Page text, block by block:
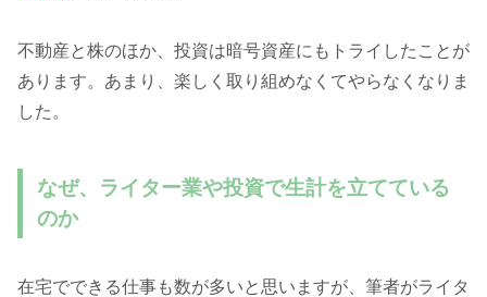
不動産と株のほか、投資は暗号資産にもトライしたことが
あります。あまり、楽しく取り組めなくてやらなくなりま
した 。
なぜ、ライター業や投資で生計を立てている
のか
在宅でできる仕事も数が多いと思いますが、筆者がライタ